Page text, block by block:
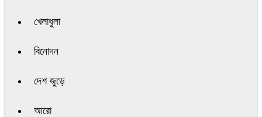
খেলাধুলা
বিনোদন
দেশ জুড়ে
আরো